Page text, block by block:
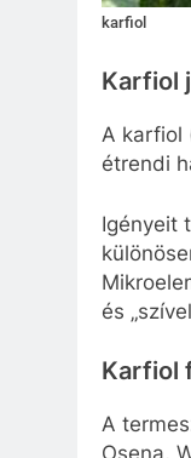
karfiol
Karfiol
A karfiol
étrendi
Igényeit
és
Karfiol
A
Osena,